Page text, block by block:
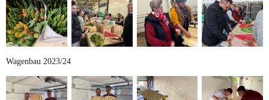
Wagenbau 2023/24